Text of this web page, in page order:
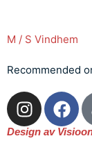
M / S Vindhem
Recommended
Design av